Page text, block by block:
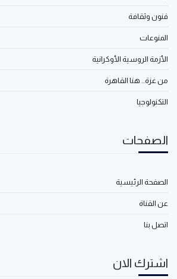
فنون وثقافة
المنوعات
الأزمة الروسية الأوكرانية
من غزة.. هنا القاهرة
التكنولوجيا
الصفحات
الصفحة الرئيسية
عن القناة
اتصل بنا
اشترك الان